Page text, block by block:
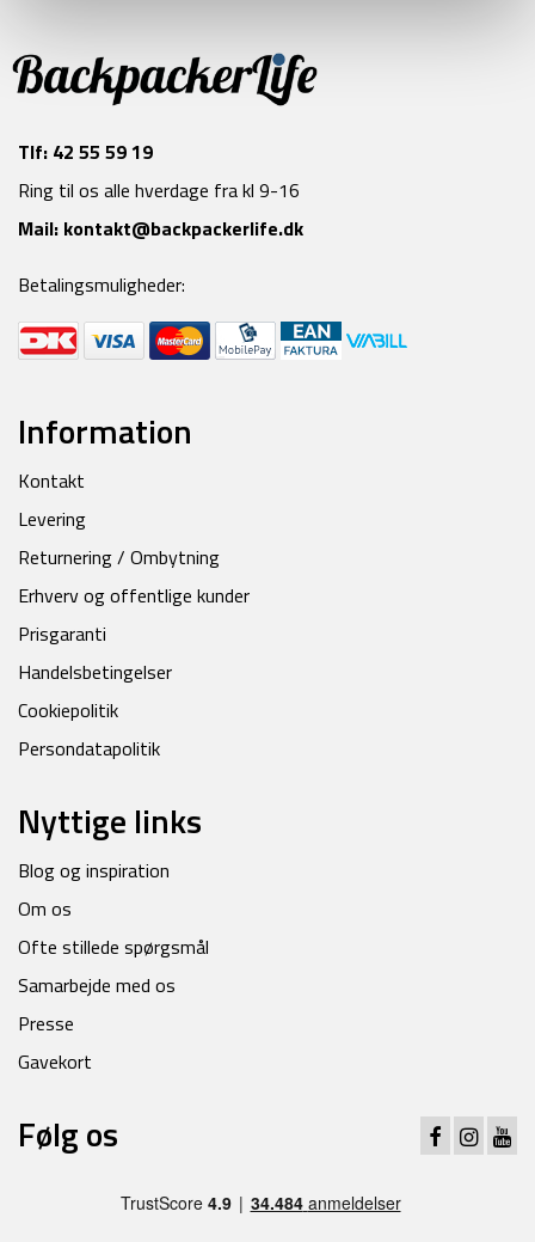
Tlf: 42 55 59 19
Ring til os alle hverdage fra kl 9-16
Mail: kontakt@backpackerlife.dk
Betalingsmuligheder:
Information
Kontakt
Levering
Returnering / Ombytning
Erhverv og offentlige kunder
Prisgaranti
Handelsbetingelser
Cookiepolitik
Persondatapolitik
Nyttige links
Blog og inspiration
Om os
Ofte stillede spørgsmål
Samarbejde med os
Presse
Gavekort
Følg os